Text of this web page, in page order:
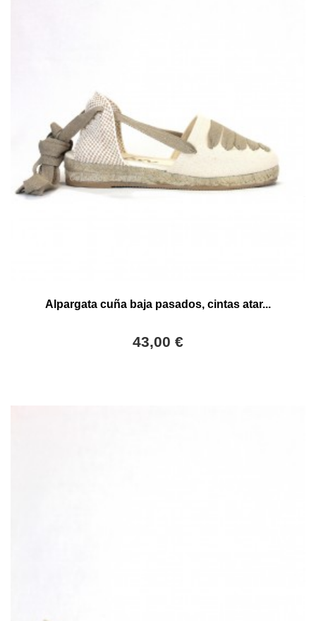
Alpargata cuña baja pasados, cintas atar...
43,00 €